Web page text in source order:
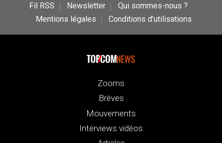
Fil RSS Newsletter
Qui sommes-nous ?
Mentions légales
Conditions d’utilisations
NEWS
Zooms
Brèves
Mouvements
Interviews vidéos